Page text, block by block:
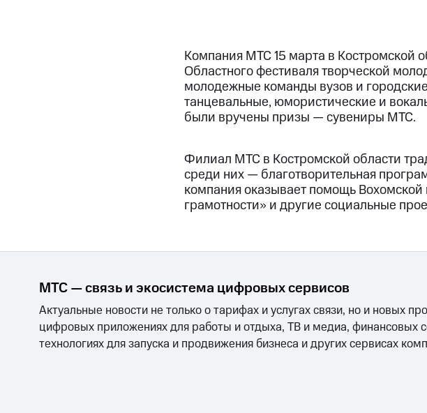
Компания МТС 15 марта в Костромской
Областного фестиваля творческой
молодежные команды вузов и
танцевальные, юмористические и
были вручены призы — сувениры МТС.
Филиал МТС в Костромской области
среди них — благотворительная
компания оказывает помощь
грамотности» и другие социальные
МТС — связь и экосистема цифровых сервисов
Актуальные новости не только о тарифах и услугах связи, но и новых
цифровых приложениях для работы и отдыха, ТВ и медиа, финансовых
технологиях для запуска и продвижения бизнеса и других сервисах